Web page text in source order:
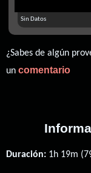
Sin Datos
¿Sabes de algún
un comentario
Duración: 1h 19m